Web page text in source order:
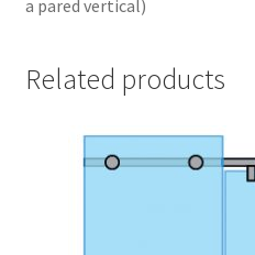
a pared vertical)
Related products